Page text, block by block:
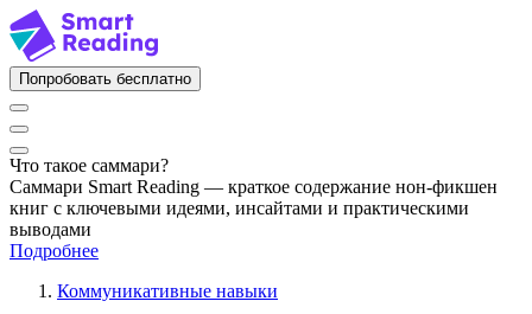
Попробовать бесплатно
Что такое саммари?
Саммари Smart Reading — краткое содержание нон-фикшен
книг с ключевыми идеями, инсайтами и практическими
выводами
Подробнее
Коммуникативные навыки